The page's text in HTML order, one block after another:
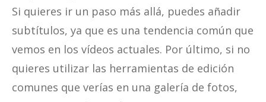
Si quieres ir un paso más allá, puedes añadir
subtítulos, ya que es una tendencia común que
vemos en los vídeos actuales. Por último, si no
quieres utilizar las herramientas de edición
comunes que verías en una galería de fotos,